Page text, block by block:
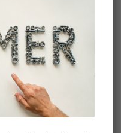
Παχύμετρο INTER (Διπλό
Βιδάκι) 300mm
43,00€